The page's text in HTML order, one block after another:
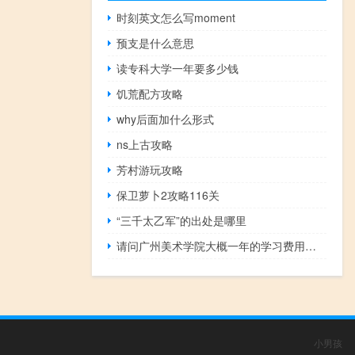
时刻英文怎么写moment
预支是什么意思
读专科大学一年要多少钱
饥荒配方攻略
why后面加什么形式
ns上古攻略
芳村游玩攻略
保卫萝卜2攻略116关
“三千太乙军”的出处是哪里
请问广州美术学院大概一年的学习费用是多少
小男孩